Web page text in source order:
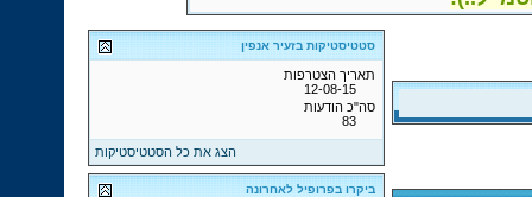
סטטיסטיקות בזעיר אנפין
תאריך הצטרפות
12-08-15
סה"כ הודעות
83
הצג את כל הסטטיסטיקות
ביקרו בפרופיל לאחרונה